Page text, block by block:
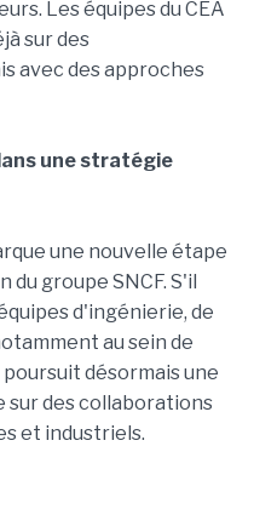
Les équipes du CEA
sur des
avec des approches
une stratégie
une nouvelle étape
groupe SNCF. S'il
d'ingénierie, de
au sein de
désormais une
des collaborations
et industriels.